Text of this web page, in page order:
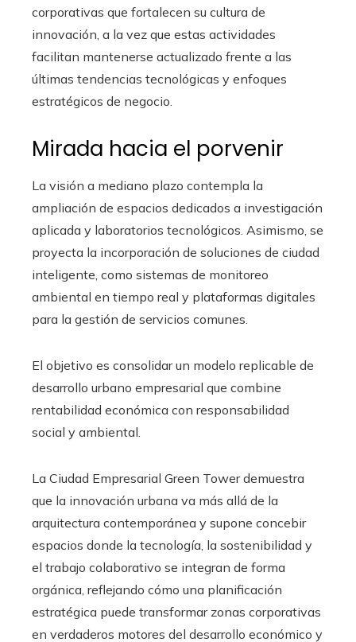
corporativas que fortalecen su cultura de
innovación, a la vez que estas actividades
facilitan mantenerse actualizado frente a las
últimas tendencias tecnológicas y enfoques
estratégicos de negocio.
Mirada hacia el porvenir
La visión a mediano plazo contempla la
ampliación de espacios dedicados a investigación
aplicada y laboratorios tecnológicos. Asimismo, se
proyecta la incorporación de soluciones de ciudad
inteligente, como sistemas de monitoreo
ambiental en tiempo real y plataformas digitales
para la gestión de servicios comunes.
El objetivo es consolidar un modelo replicable de
desarrollo urbano empresarial que combine
rentabilidad económica con responsabilidad
social y ambiental.
La Ciudad Empresarial Green Tower demuestra
que la innovación urbana va más allá de la
arquitectura contemporánea y supone concebir
espacios donde la tecnología, la sostenibilidad y
el trabajo colaborativo se integran de forma
orgánica, reflejando cómo una planificación
estratégica puede transformar zonas corporativas
en verdaderos motores del desarrollo económico y